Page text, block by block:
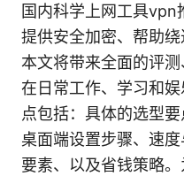
国内科学上网工具vpn
提供安全加密、帮助绕
本文将带来全面的评
在日常工作、学习和
点包括：具体的选型
桌面端设置步骤、速
要素、以及省钱策略